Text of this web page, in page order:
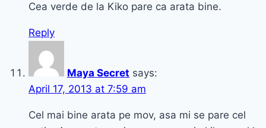
Cea verde de la Kiko pare ca arata bine.
Reply
Maya Secret says:
April 17, 2013 at 7:59 am
Cel mai bine arata pe mov, asa mi se pare cel